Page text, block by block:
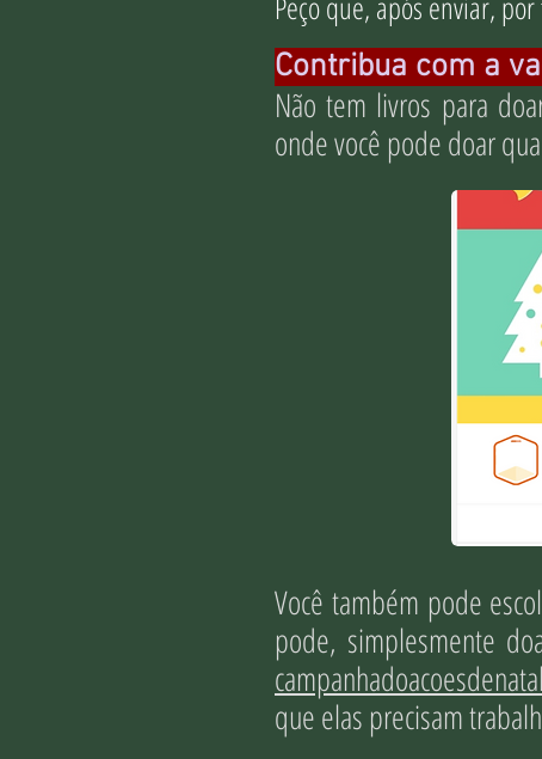
Contribua com a
Não tem livros para
onde você pode doar
Você também pode
pode, simplesmente
que elas precisam